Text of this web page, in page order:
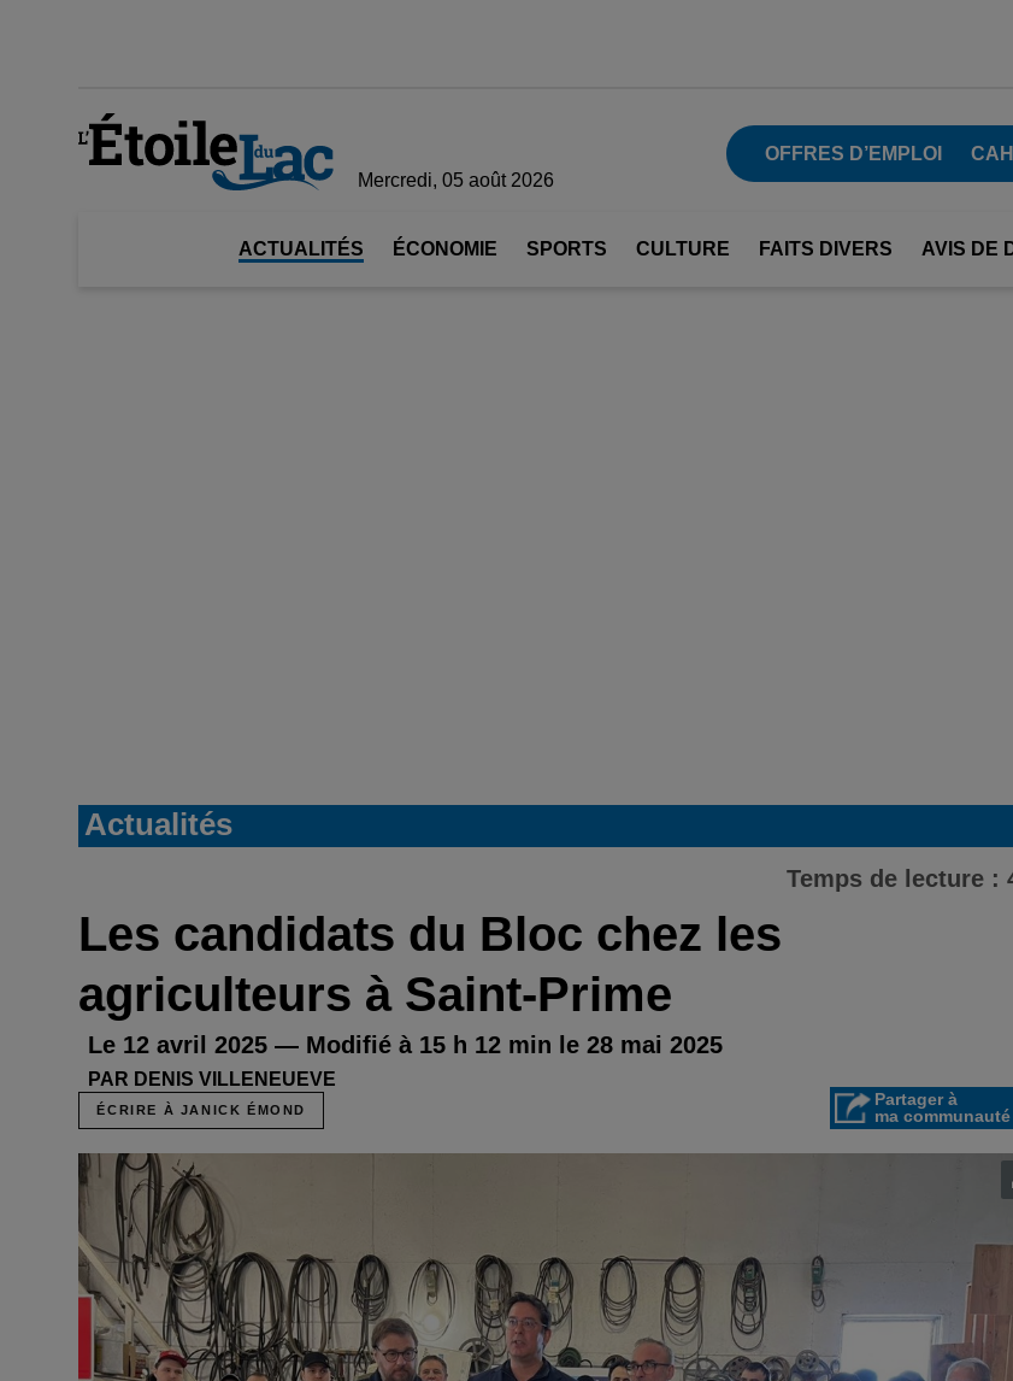
Mercredi, 05 août 2026
OFFRES D’EMPLOI
ACTUALITÉS ÉCONOMIE SPORTS CULTURE FAITS DIVERS AVIS DE
Actualités
Temps de lecture :
Les candidats du Bloc chez les
agriculteurs à Saint-Prime
Le 12 avril 2025 — Modifié à 15 h 12 min le 28 mai 2025
PAR DENIS VILLENEUEVE
ÉCRIRE À JANICK ÉMOND
Partager à
ma communauté